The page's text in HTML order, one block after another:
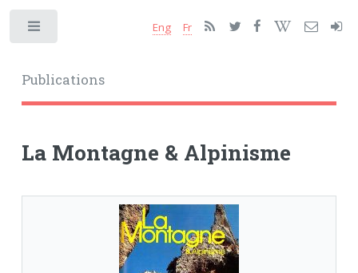
Publications
Eng Fr
La Montagne & Alpinisme